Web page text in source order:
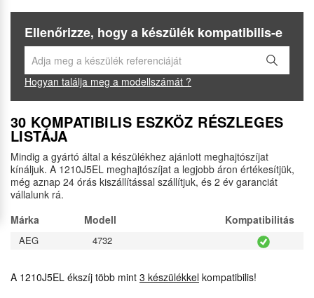
Ellenőrizze, hogy a készülék kompatibilis-e
Hogyan találja meg a modellszámát ?
30 KOMPATIBILIS ESZKÖZ RÉSZLEGES
LISTÁJA
Mindig a gyártó által a készülékhez ajánlott meghajtószíjat
kínáljuk. A 1210J5EL meghajtószíjat a legjobb áron értékesítjük,
még aznap 24 órás kiszállítással szállítjuk, és 2 év garanciát
vállalunk rá.
Márka
Modell Kompatibilitás
AEG 4732
A 1210J5EL ékszíj több mint 3 készülékkel kompatibilis!